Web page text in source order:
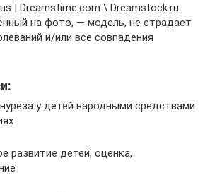
| Dreamstime.com \ Dreamstock.ru
на фото, — модель, не страдает
и/или все совпадения
у детей народными средствами
развитие детей, оценка,